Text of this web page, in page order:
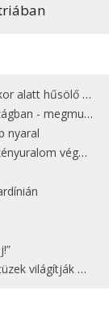
cicát Kisorosziban
a 15 legjobbat
nyaral
végét jelentette
meg Zugspitzét